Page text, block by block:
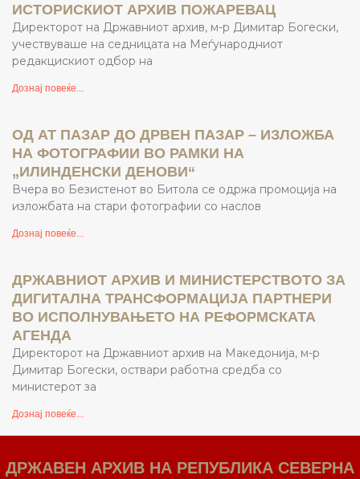
ИСТОРИСКИОТ АРХИВ ПОЖАРЕВАЦ
Директорот на Државниот архив, м-р Димитар Богески,
учествуваше на седницата на Меѓународниот
редакцискиот одбор на
Дознај повеќе...
ОД АТ ПАЗАР ДО ДРВЕН ПАЗАР – ИЗЛОЖБА
НА ФОТОГРАФИИ ВО РАМКИ НА
„ИЛИНДЕНСКИ ДЕНОВИ“
Вчера во Безистенот во Битола се одржа промоција на
изложбата на стари фотографии со наслов
Дознај повеќе...
ДРЖАВНИОТ АРХИВ И МИНИСТЕРСТВОТО ЗА
ДИГИТАЛНА ТРАНСФОРМАЦИЈА ПАРТНЕРИ
ВО ИСПОЛНУВАЊЕТО НА РЕФОРМСКАТА
АГЕНДА
Директорот на Државниот архив на Македонија, м-р
Димитар Богески, оствари работна средба со
министерот за
Дознај повеќе...
ДРЖАВЕН АРХИВ НА РЕПУБЛИКА СЕВЕРНА